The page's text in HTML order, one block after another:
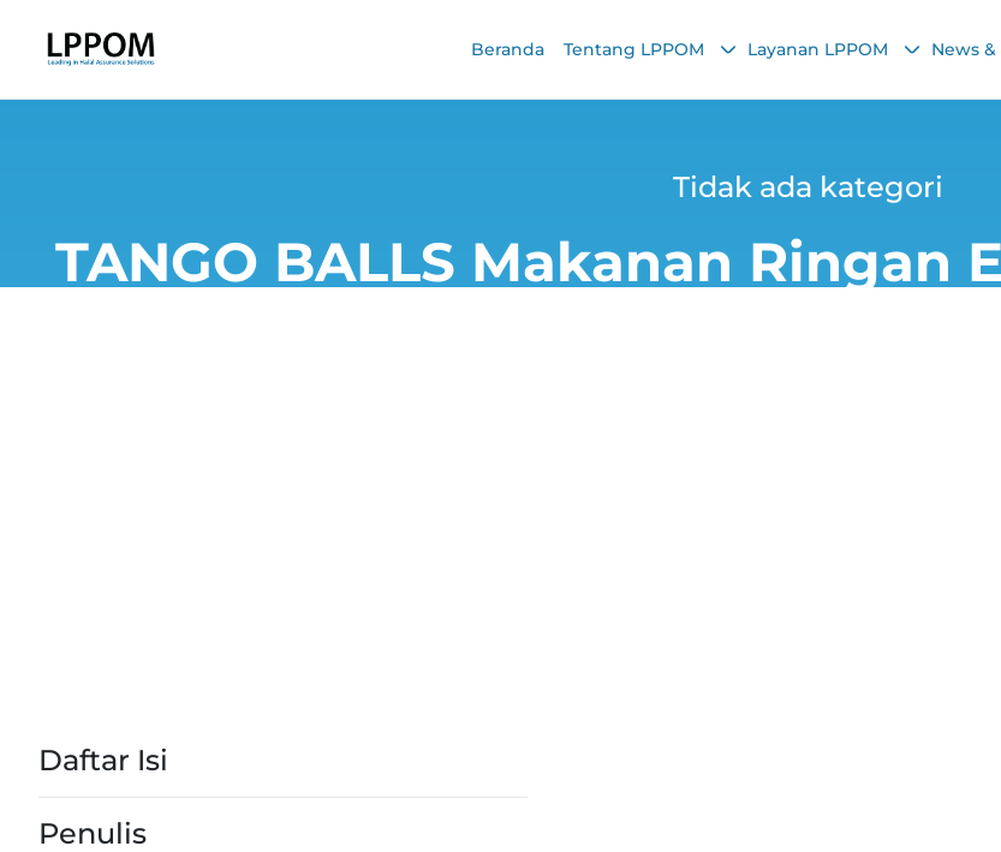
Beranda Tentang LPPOM Layanan LPPOM News
Tidak ada kategori
TANGO BALLS Makanan Ringan
Daftar Isi
Penulis